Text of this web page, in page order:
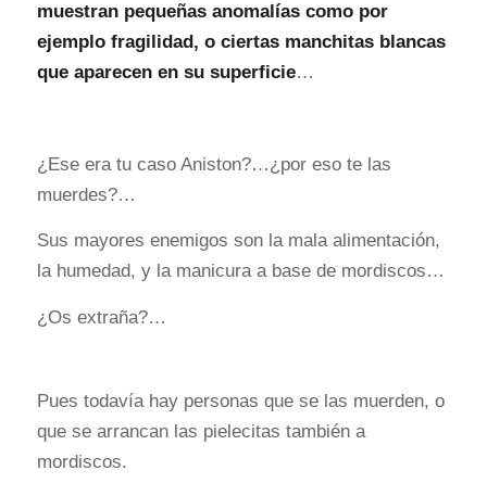
muestran pequeñas anomalías como por
ejemplo fragilidad, o ciertas manchitas blancas
que aparecen en su superficie…
¿Ese era tu caso Aniston?…¿por eso te las
muerdes?…
Sus mayores enemigos son la mala alimentación,
la humedad, y la manicura a base de mordiscos…
¿Os extraña?…
Pues todavía hay personas que se las muerden, o
que se arrancan las pielecitas también a
mordiscos.